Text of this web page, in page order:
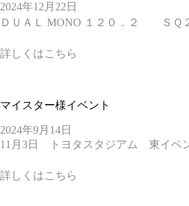
2024年12月22日
ＤＵＡＬ MONO １２０．２ ＳＱ
詳しくはこちら
マイスター様イベント
2024年9月14日
11月3日 トヨタスタジアム 東イベ
詳しくはこちら